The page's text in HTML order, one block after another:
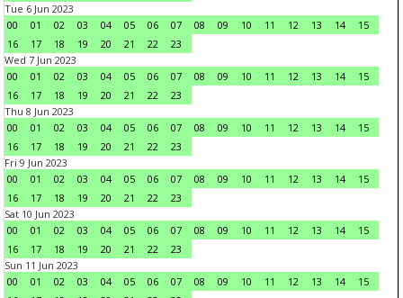
Tue 6 Jun 2023
00
01 02 03 04 05 06 07 08 09 10 11 12 13 14
15
16
17 18 19 20 21 22
23
Wed 7 Jun 2023
00
01 02 03 04 05 06 07 08 09 10 11 12 13 14
15
16
17 18 19 20 21 22
23
Thu 8 Jun 2023
00
01 02 03 04 05 06 07 08 09 10 11 12 13 14
15
16
17 18 19 20 21 22
23
Fri 9 Jun 2023
00
01 02 03 04 05 06 07 08 09 10 11 12 13 14
15
16
17 18 19 20 21 22
23
Sat 10 Jun 2023
00
01 02 03 04 05 06 07 08 09 10 11 12 13 14
15
16
17 18 19 20 21 22
23
Sun 11 Jun 2023
00
01 02 03 04 05 06 07 08 09 10 11 12 13 14
15